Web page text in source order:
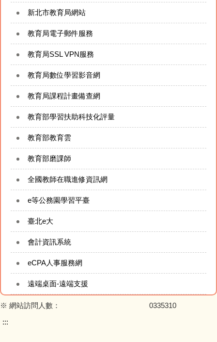
專題成果網站
建國相簿
建國影音
建國臉書FB粉絲專頁
建國YouTube頻道
附設幼兒園資訊
太陽能即時監控系統
網站管理
新北市教育局網站
教育局電子郵件服務
教育局SSL VPN服務
教育局數位學習影音網
教育局課程計畫備查網
教育部學習扶助科技化評量
教育部教育雲
教育部磨課師
全國教師在職進修資訊網
e等公務園學習平臺
臺北e大
會計資訊系統
eCPA人事服務網
遠端桌面-遠端支援
※ 網站訪問人數： 0335310
:::